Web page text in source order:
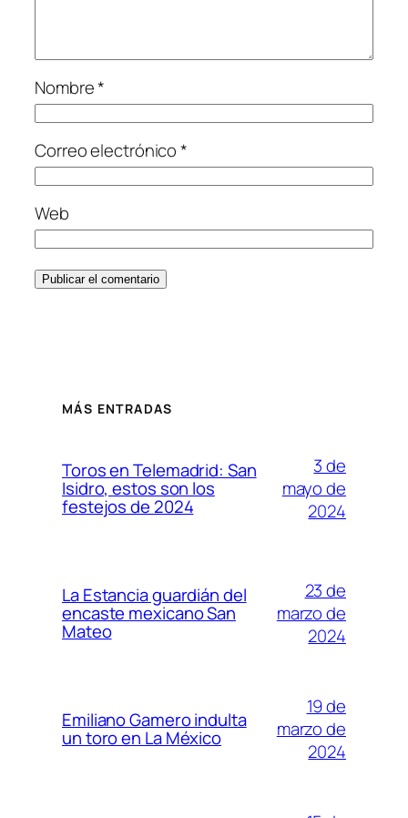
Nombre*
Correo electrónico*
Web
MÁS ENTRADAS
Toros en Telemadrid: San
Isidro, estos son los
festejos de 2024
3 de
mayo de
2024
La Estancia guardián del
encaste mexicano San
Mateo
23 de
marzo de
2024
Emiliano Gamero indulta
un toro en La México
19 de
marzo de
2024